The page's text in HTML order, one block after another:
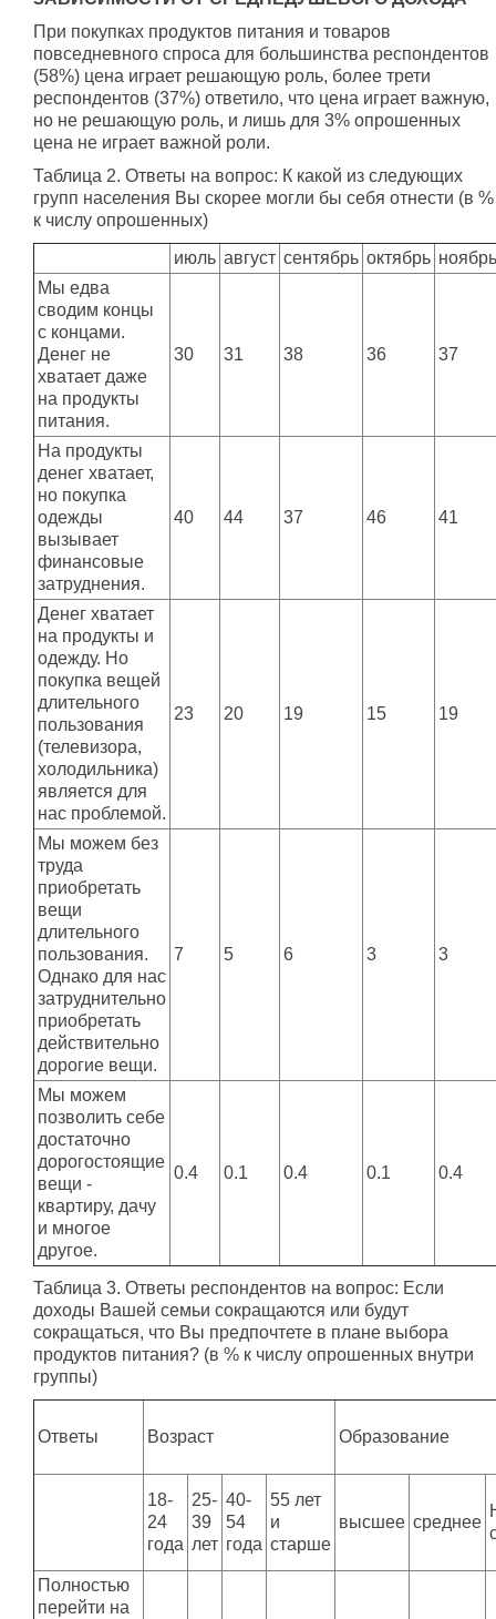
При покупках продуктов питания и товаров
повседневного спроса для большинства респондентов
(58%) цена играет решающую роль, более трети
респондентов (37%) ответило, что цена играет важную,
но не решающую роль, и лишь для 3% опрошенных
цена не играет важной роли.
Таблица 2. Ответы на вопрос: К какой из следующих
групп населения Вы скорее могли бы себя отнести (в %
к числу опрошенных)
июль август сентябрь октябрь ноябрь
Мы едва
сводим концы
с концами.
Денег не
хватает даже
на продукты
питания.
30 31 38 36 37
На продукты
денег хватает,
но покупка
одежды
вызывает
финансовые
затруднения.
40 44 37 46 41
Денег хватает
на продукты и
одежду. Но
покупка вещей
длительного
пользования
(телевизора,
холодильника)
является для
нас проблемой.
23 20 19 15 19
Мы можем без
труда
приобретать
вещи
длительного
пользования.
Однако для нас
затруднительно
приобретать
действительно
дорогие вещи.
7 5 6 3 3
Мы можем
позволить себе
достаточно
дорогостоящие
вещи -
квартиру, дачу
и многое
другое.
0.4 0.1 0.4 0.1 0.4
Таблица 3. Ответы респондентов на вопрос: Если
доходы Вашей семьи сокращаются или будут
сокращаться, что Вы предпочтете в плане выбора
продуктов питания? (в % к числу опрошенных внутри
группы)
Ответы Возраст Образование
18-
24
года
25-
39
лет
40-
54
года
55 лет
и
старше
высшее среднее
Полностью
перейти на